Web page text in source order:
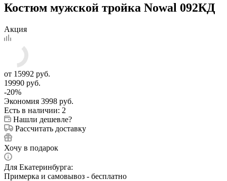
Костюм мужской тройка Nowal 092КД
Акция
от 15992 руб.
19990 руб.
-20%
Экономия 3998 руб.
Есть в наличии: 2
Нашли дешевле?
Рассчитать доставку
Хочу в подарок
Для Екатеринбурга:
Примерка и самовывоз - бесплатно